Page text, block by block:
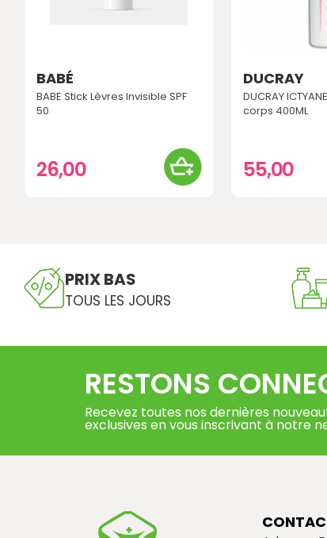
BABÉ
BABE Stick Lèvres Invisible SPF
50
26,00
DUCRAY
DUCRAY
corps 400ML
55,00
PRIX BAS
TOUS LES JOURS
RESTONS
Recevez toutes nos dernières
exclusives en vous inscrivant à notre